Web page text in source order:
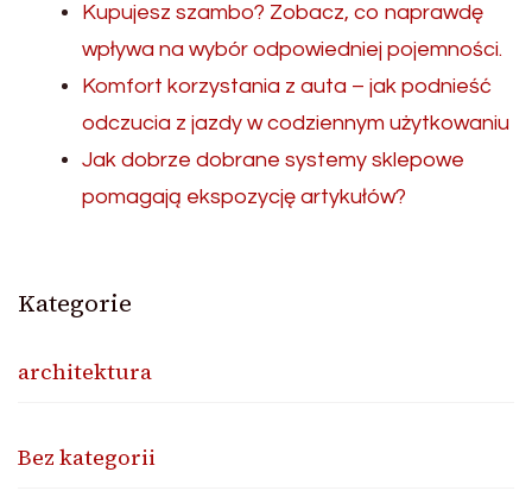
Kupujesz szambo? Zobacz, co naprawdę
wpływa na wybór odpowiedniej pojemności.
Komfort korzystania z auta – jak podnieść
odczucia z jazdy w codziennym użytkowaniu
Jak dobrze dobrane systemy sklepowe
pomagają ekspozycję artykułów?
Kategorie
architektura
Bez kategorii